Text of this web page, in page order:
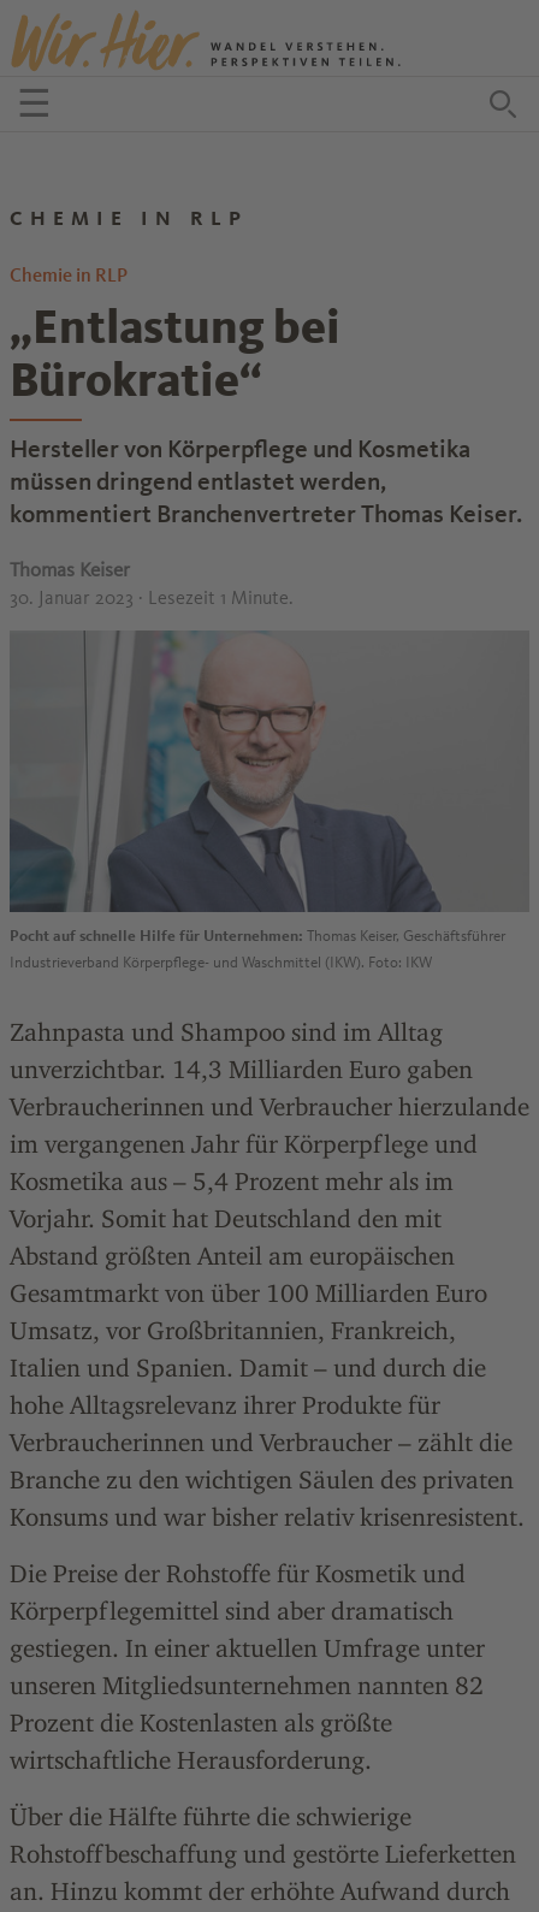
Zum Inhalt springen
☰Menü öffnen
CHEMIE IN RLP
Chemie in RLP
„Entlastung bei
Bürokratie“
Hersteller von Körperpflege und Kosmetika
müssen dringend entlastet werden,
kommentiert Branchenvertreter Thomas Keiser.
Thomas Keiser
30. Januar 2023 · Lesezeit 1 Minute.
Pocht auf schnelle Hilfe für Unternehmen: Thomas Keiser, Geschäftsführer
Industrieverband Körperpflege- und Waschmittel (IKW). Foto: IKW
Zahnpasta und Shampoo sind im Alltag
unverzichtbar. 14,3 Milliarden Euro gaben
Verbraucherinnen und Verbraucher hierzulande
im vergangenen Jahr für Körperpflege und
Kosmetika aus – 5,4 Prozent mehr als im
Vorjahr. Somit hat Deutschland den mit
Abstand größten Anteil am europäischen
Gesamtmarkt von über 100 Milliarden Euro
Umsatz, vor Großbritannien, Frankreich,
Italien und Spanien. Damit – und durch die
hohe Alltagsrelevanz ihrer Produkte für
Verbraucherinnen und Verbraucher – zählt die
Branche zu den wichtigen Säulen des privaten
Konsums und war bisher relativ krisenresistent.
Die Preise der Rohstoffe für Kosmetik und
Körperpflegemittel sind aber dramatisch
gestiegen. In einer aktuellen Umfrage unter
unseren Mitgliedsunternehmen nannten 82
Prozent die Kostenlasten als größte
wirtschaftliche Herausforderung.
Über die Hälfte führte die schwierige
Rohstoffbeschaffung und gestörte Lieferketten
an. Hinzu kommt der erhöhte Aufwand durch